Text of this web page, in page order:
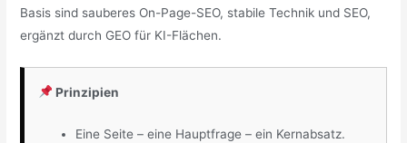
Basis sind sauberes On-Page-SEO, stabile Technik und SEO,
ergänzt durch GEO für KI-Flächen.
Prinzipien
Eine Seite – eine Hauptfrage – ein Kernabsatz.